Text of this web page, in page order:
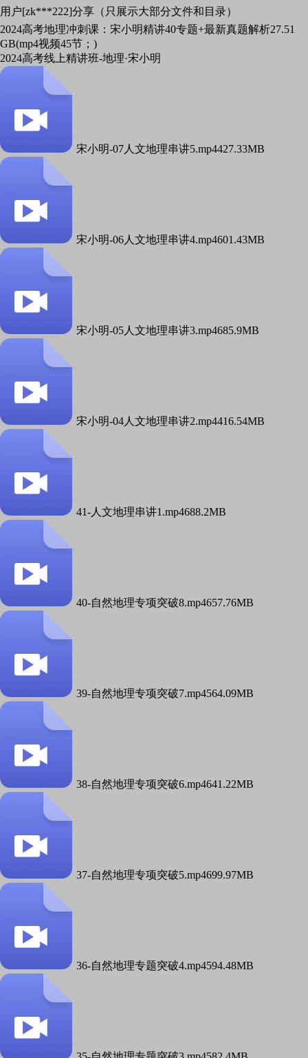
用户[zk***222]分享（只展示大部分文件和目录）
2024高考地理冲刺课：宋小明精讲40专题+最新真题解析27.51
GB(mp4视频45节；)
2024高考线上精讲班-地理·宋小明
宋小明-07人文地理串讲5.mp4427.33MB
宋小明-06人文地理串讲4.mp4601.43MB
宋小明-05人文地理串讲3.mp4685.9MB
宋小明-04人文地理串讲2.mp4416.54MB
41-人文地理串讲1.mp4688.2MB
40-自然地理专项突破8.mp4657.76MB
39-自然地理专项突破7.mp4564.09MB
38-自然地理专项突破6.mp4641.22MB
37-自然地理专项突破5.mp4699.97MB
36-自然地理专题突破4.mp4594.48MB